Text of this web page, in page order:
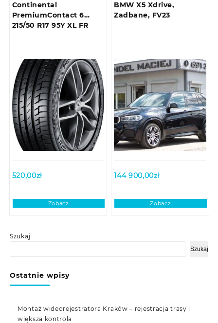
Szukaj
Szukaj
Ostatnie wpisy
Montaż wideorejestratora Kraków – rejestracja trasy i
większa kontrola
Continental
PremiumContact 6
215/50 R17 95Y XL FR
520,00zł
Zobacz
BMW X5 Xdrive,
Zadbane, FV23
144 900,00zł
Zobacz